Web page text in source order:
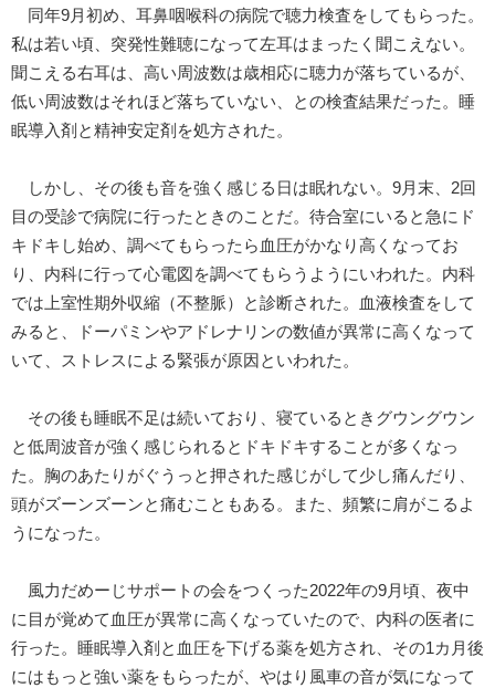
同年9月初め、耳鼻咽喉科の病院で聴力検査をしてもらった。
私は若い頃、突発性難聴になって左耳はまったく聞こえない。
聞こえる右耳は、高い周波数は歳相応に聴力が落ちているが、
低い周波数はそれほど落ちていない、との検査結果だった。睡
眠導入剤と精神安定剤を処方された。
しかし、その後も音を強く感じる日は眠れない。9月末、2回
目の受診で病院に行ったときのことだ。待合室にいると急にド
キドキし始め、調べてもらったら血圧がかなり高くなってお
り、内科に行って心電図を調べてもらうようにいわれた。内科
では上室性期外収縮（不整脈）と診断された。血液検査をして
みると、ドーパミンやアドレナリンの数値が異常に高くなって
いて、ストレスによる緊張が原因といわれた。
その後も睡眠不足は続いており、寝ているときグウングウン
と低周波音が強く感じられるとドキドキすることが多くなっ
た。胸のあたりがぐうっと押された感じがして少し痛んだり、
頭がズーンズーンと痛むこともある。また、頻繁に肩がこるよ
うになった。
風力だめーじサポートの会をつくった2022年の9月頃、夜中
に目が覚めて血圧が異常に高くなっていたので、内科の医者に
行った。睡眠導入剤と血圧を下げる薬を処方され、その1カ月後
にはもっと強い薬をもらったが、やはり風車の音が気になって